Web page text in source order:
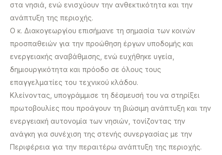
στα νησιά, ενώ ενισχύουν την ανθεκτικότητα και την
ανάπτυξη της περιοχής.
Ο κ. Διακογεωργίου επισήμανε τη σημασία των κοινών
προσπαθειών για την προώθηση έργων υποδομής και
ενεργειακής αναβάθμισης, ενώ ευχήθηκε υγεία,
δημιουργικότητα και πρόοδο σε όλους τους
επαγγελματίες του τεχνικού κλάδου.
Κλείνοντας, υπογράμμισε τη δέσμευσή του να στηρίξει
πρωτοβουλίες που προάγουν τη βιώσιμη ανάπτυξη και την
ενεργειακή αυτονομία των νησιών, τονίζοντας την
ανάγκη για συνέχιση της στενής συνεργασίας με την
Περιφέρεια για την περαιτέρω ανάπτυξη της περιοχής.